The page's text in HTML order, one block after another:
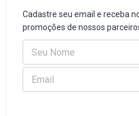
Cadastre seu email e receba
promoções de nossos